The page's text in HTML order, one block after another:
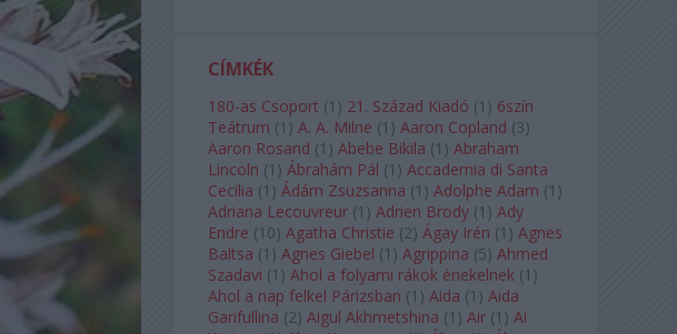
CÍMKÉK
180-as Csoport (1 ) 21. Század Kiadó (1 ) 6szín
Teátrum (1 ) A. A. Milne (1 ) Aaron Copland (3)
Aaron Rosand (1 ) Abebe Bikila (1 ) Abraham
Lincoln (1 ) Ábrahám Pál (1 ) Accademia di Santa
Cecilia (1 ) Ádám Zsuzsanna (1 ) Adolphe Adam (1 )
Adriana Lecouvreur (1 ) Adrien Brody (1 ) Ady
Endre (10) Agatha Christie (2) Ágay Irén (1 ) Agnes
Baltsa (1 ) Agnes Giebel (1 ) Agrippina (5) Ahmed
Szadavi (1 ) Ahol a folyami rákok énekelnek (1 )
Ahol a nap felkel Párizsban (1 ) Aida (1 ) Aida
Garifullina (2) Aigul Akhmetshina (1 ) Air (1 ) Ai